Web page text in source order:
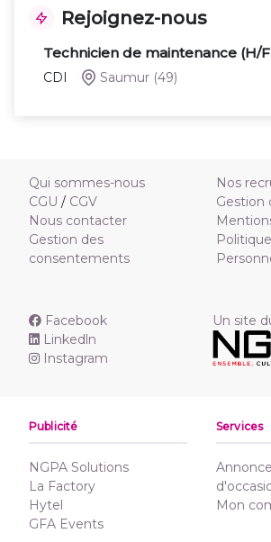
Rejoignez-nous
Technicien de maintenance (H/
CDI Saumur (49)
Qui sommes-nous
CGU / CGV
Nous contacter
Gestion des
consentements
Nos
Gestion
Facebook
Linkedln
Instagram
Un site
Publicité
NGPA Solutions
La Factory
Hytel
GFA Events
Services
Mon